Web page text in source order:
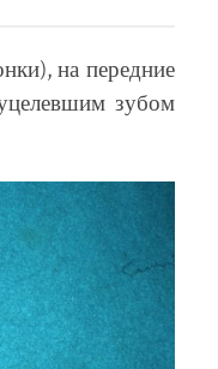
на передние
зубом